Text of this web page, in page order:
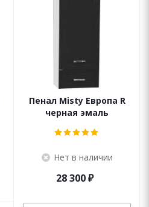
Пенал Misty Европа R
черная эмаль
Нет в наличии
28 300₽